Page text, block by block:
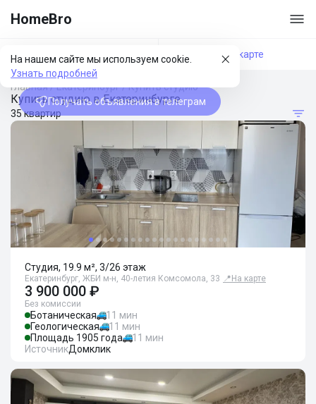
HomeBro
На нашем сайте мы используем cookie.
Узнать подробней
Получать объявления в телеграм
Фильтры На карте
Главная/Екатеринбург/Купить студию
Купить студию в Екатеринбурге
35 квартир
Студия, 19.9 м², 3/26 этаж
Екатеринбург, ЖБИ м-н, 40-летия Комсомола, 33 📍 На карте
3 900 000 ₽
Без комиссии
Ботаническая
11 мин
Геологическая
11 мин
Площадь 1905 года
11 мин
ИсточникДомклик